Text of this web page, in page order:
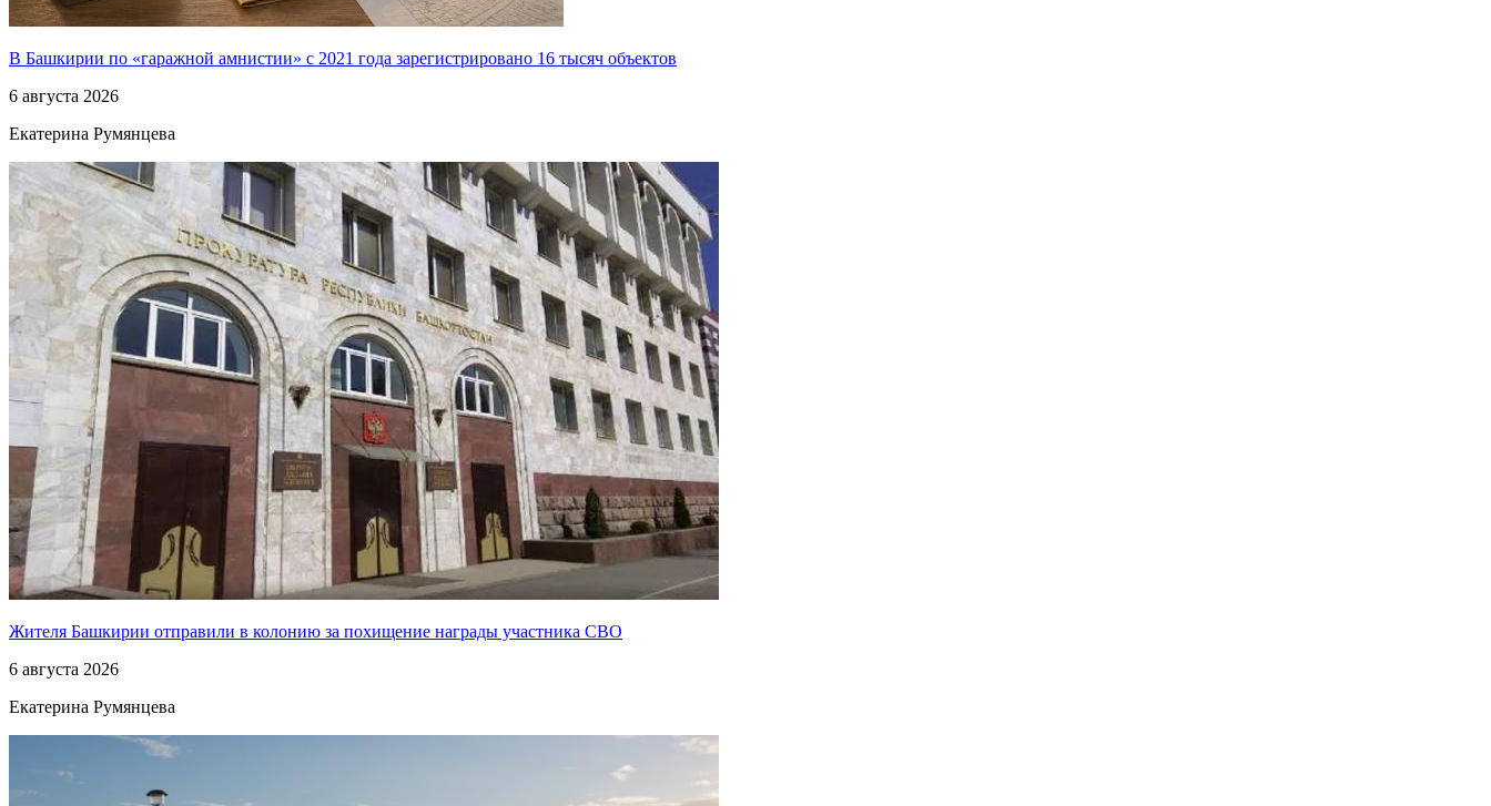
В Башкирии по «гаражной амнистии» с 2021 года зарегистрировано 16 тысяч объектов
6 августа 2026
Екатерина Румянцева
Жителя Башкирии отправили в колонию за похищение награды участника СВО
6 августа 2026
Екатерина Румянцева